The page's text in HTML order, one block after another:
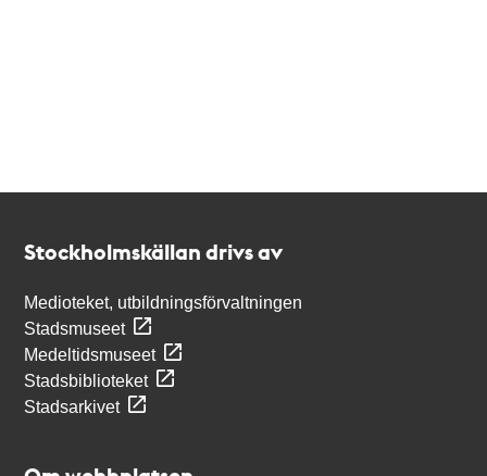
Stockholmskällan drivs av
Medioteket, utbildningsförvaltningen
Stadsmuseet
Medeltidsmuseet
Stadsbiblioteket
Stadsarkivet